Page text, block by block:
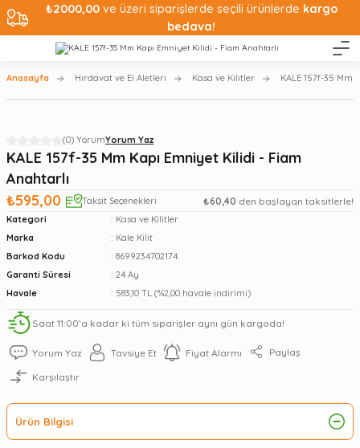
₺2000,00ve üzeri siparişlerde seçili ürünlerde kargo
bedava!
Anasayfa Hırdavat ve El Aletleri Kasa ve Kilitler KALE 157f-35 Mm
(0) YorumYorum Yaz
KALE 157f-35 Mm Kapı Emniyet Kilidi - Fiam
Anahtarlı
₺595,00
Taksit Seçenekleri ₺60,40 den başlayan taksitlerle!
Kategori
Kasa ve Kilitler
Marka
Kale Kilit
Barkod Kodu
8699234702174
Garanti Süresi
24 Ay
Havale
583,10 TL (%2,00 havale indirimi)
Saat 11:00’a kadar ki tüm siparişler aynı gün kargoda!
Yorum Yaz Tavsiye Et Fiyat Alarmı Paylaş
Karşılaştır
Ürün Bilgisi